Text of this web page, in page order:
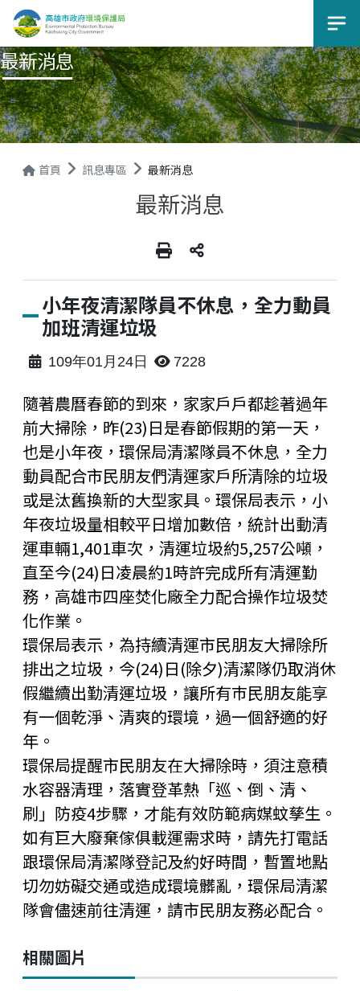
選
最新消息
首頁 訊息專區 最新消息
最新消息
小年夜清潔隊員不休息，全力動員
加班清運垃圾
109年01月24日 7228
隨著農曆春節的到來，家家戶戶都趁著過年
前大掃除，昨(23)日是春節假期的第一天，
也是小年夜，環保局清潔隊員不休息，全力
動員配合市民朋友們清運家戶所清除的垃圾
或是汰舊換新的大型家具。環保局表示，小
年夜垃圾量相較平日增加數倍，統計出動清
運車輛1,401車次，清運垃圾約5,257公噸，
直至今(24)日凌晨約1時許完成所有清運勤
務，高雄市四座焚化廠全力配合操作垃圾焚
化作業。
環保局表示，為持續清運市民朋友大掃除所
排出之垃圾，今(24)日(除夕)清潔隊仍取消休
假繼續出勤清運垃圾，讓所有巿民朋友能享
有一個乾淨、清爽的環境，過一個舒適的好
年。
環保局提醒市民朋友在大掃除時，須注意積
水容器清理，落實登革熱「巡、倒、清、
刷」防疫4步驟，才能有效防範病媒蚊孳生。
如有巨大廢棄傢俱載運需求時，請先打電話
跟環保局清潔隊登記及約好時間，暫置地點
切勿妨礙交通或造成環境髒亂，環保局清潔
隊會儘速前往清運，請市民朋友務必配合。
相關圖片